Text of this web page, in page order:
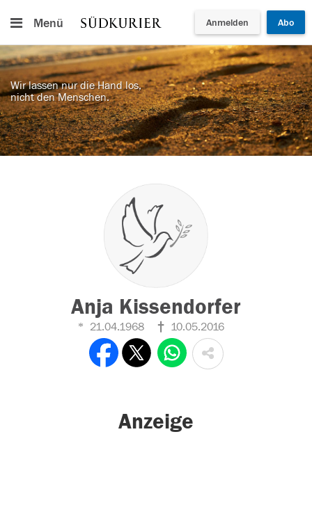
Menü Anmelden Abo
Wir lassen nur die Hand los,
nicht den Menschen.
Anja Kissendorfer
21.04.1968 10.05.2016
Anzeige